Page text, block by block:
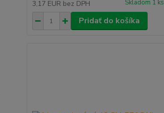
3,17 EUR bez DPH Skladom 1 ks
Pridať do košíka